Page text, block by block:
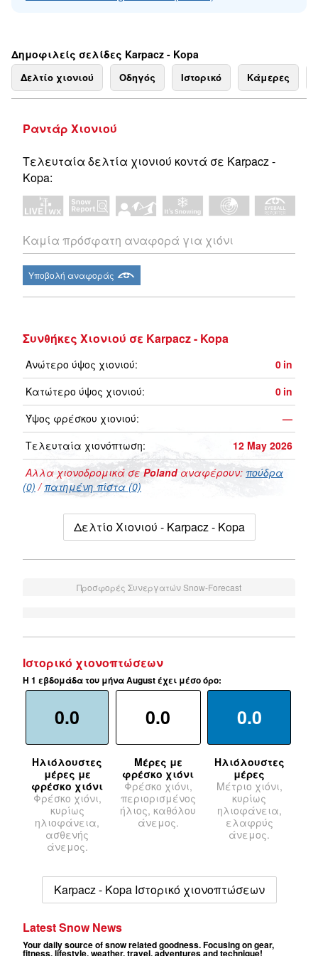
Δημοφιλείς σελίδες Karpacz - Kopa
Δελτίο χιονιού Οδηγός Ιστορικό Κάμερες
Ραντάρ Χιονιού
Τελευταία δελτία χιονιού κοντά σε Karpacz -
Kopa:
Καμία πρόσφατη αναφορά για χιόνι
Υποβολή αναφοράς
Συνθήκες Χιονιού σε Karpacz - Kopa
Ανώτερο ύψος χιονιού: 0 in
Κατώτερο ύψος χιονιού:
0 in
Ύψος φρέσκου χιονιού:
—
Τελευταία χιονόπτωση:
12 May 2026
Αλλα χιονοδρομικά σεPolandαναφέρουν: πούδρα
(0) /πατημένη πίστα (0)
Δελτίο Χιονιού - Karpacz - Kopa
Προσφορές Συνεργατών Snow-Forecast
Ιστορικό χιονοπτώσεων
Η 1 εβδομάδα του μήνα August έχει μέσο όρο:
0.0
Ηλιόλουστες
μέρες με
φρέσκο χιόνι
Φρέσκο χιόνι,
κυρίως
ηλιοφάνεια,
ασθενής
άνεμος.
0.0
Μέρες με
φρέσκο χιόνι
Φρέσκο χιόνι,
περιορισμένος
ήλιος, καθόλου
άνεμος.
0.0
Ηλιόλουστες
μέρες
Μέτριο χιόνι,
κυρίως
ηλιοφάνεια,
ελαφρύς
άνεμος.
Karpacz - Kopa Ιστορικό χιονοπτώσεων